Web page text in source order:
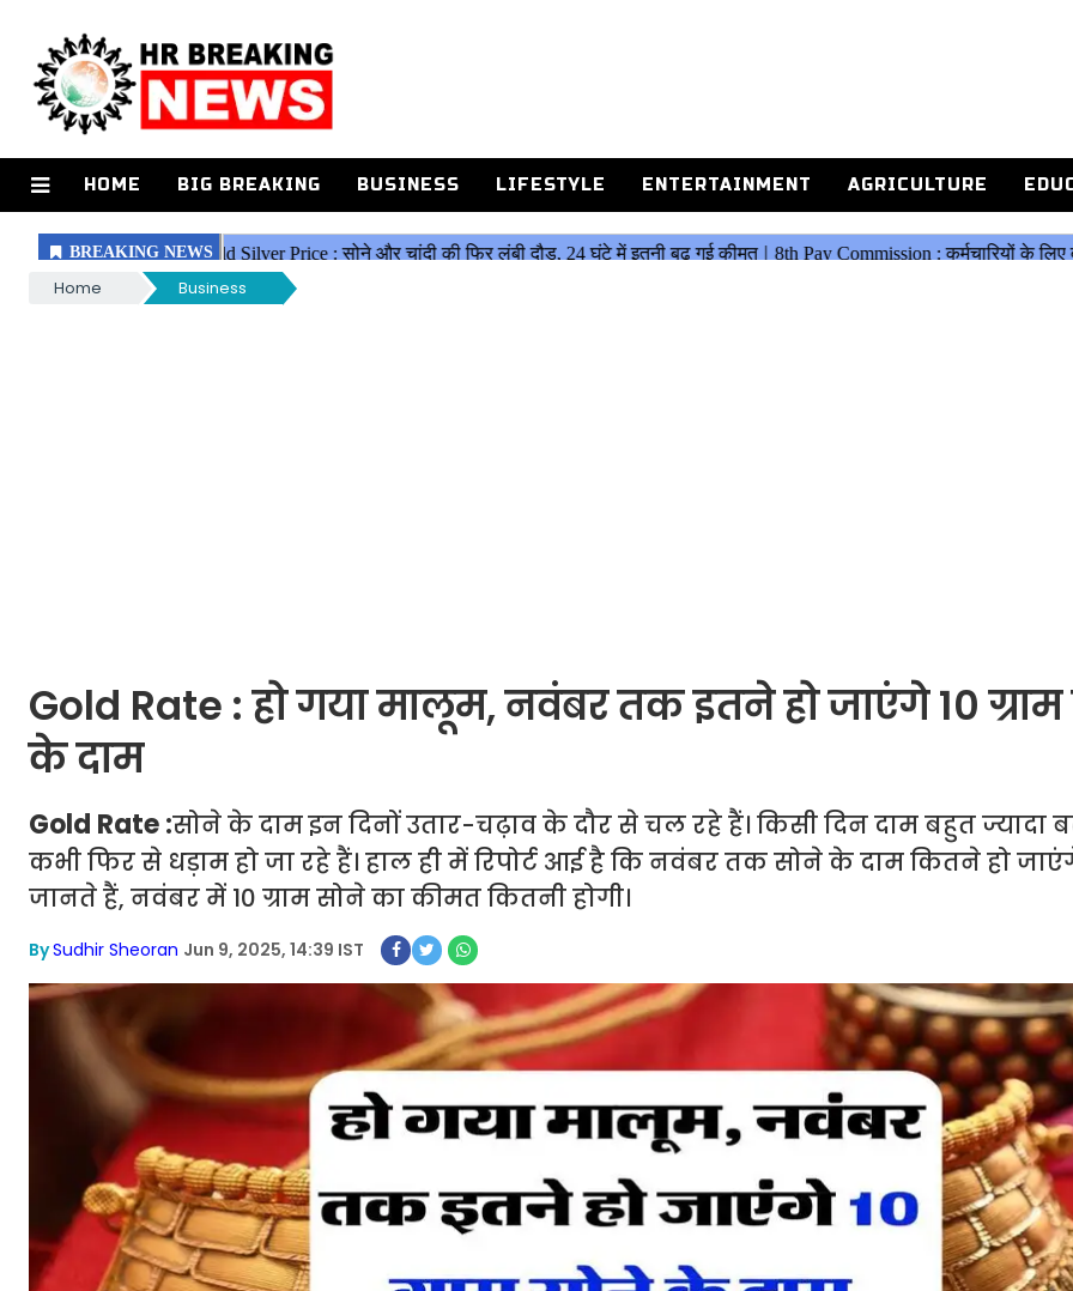
HOME BIG BREAKING BUSINESS LIFESTYLE ENTERTAINMENT AGRICULTURE
Home Business
Gold Rate : हो गया मालूम, नवंबर तक इतने हो जाएंगे 10
के दाम
Gold Rate :सोने के दाम इन दिनों उतार-चढ़ाव के दौर से चल रहे हैं। किसी दिन दाम बहुत ज्यादा
कभी फिर से धड़ाम हो जा रहे हैं। हाल ही में रिपोर्ट आई है कि नवंबर तक सोने के दाम कितने हो
जानते हैं, नवंबर में 10 ग्राम सोने का कीमत कितनी होगी।
BySudhir Sheoran Jun 9, 2025, 14:39 IST